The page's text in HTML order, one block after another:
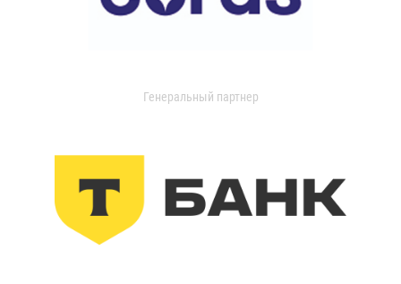
Генеральный партнер